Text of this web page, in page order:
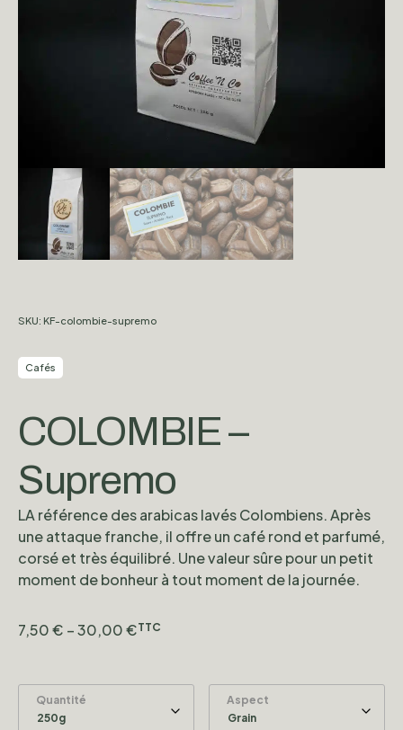
SKU: KF-colombie-supremo
Cafés
COLOMBIE –
Supremo
LA référence des arabicas lavés Colombiens. Après
une attaque franche, il offre un café rond et parfumé,
corsé et très équilibré. Une valeur sûre pour un petit
moment de bonheur à tout moment de la journée.
7,50€ –30,00€TTC
Quantité Aspect